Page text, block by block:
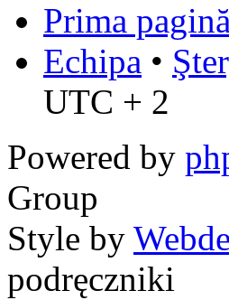
Prima pagină
Echipa •
UTC + 2
Powered by
Group
Style by
podręczniki